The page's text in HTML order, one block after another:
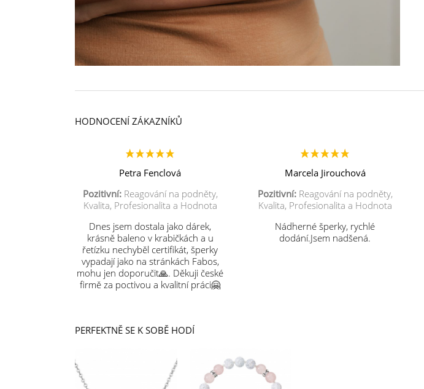
HODNOCENÍ ZÁKAZNÍKŮ
Petra Fenclová
Pozitivní:Reagování na podněty,
Kvalita, Profesionalita a Hodnota
Dnes jsem dostala jako dárek,
krásně baleno v krabičkách a u
řetízku nechyběl certifikát, šperky
vypadají jako na stránkách Fabos,
mohu jen doporučit🙏. Děkuji české
firmě za poctivou a kvalitní práci🤗
Marcela Jirouchová
Pozitivní:Reagování na podněty,
Kvalita, Profesionalita a Hodnota
Nádherné šperky, rychlé
dodání.Jsem nadšená.
PERFEKTNĚ SE K SOBĚ HODÍ